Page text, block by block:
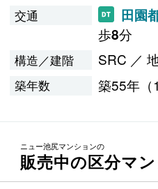
交通 田園
歩8分
構造／建階 SRC ／
築年数 築55年（
ニュー池尻マンションの
販売中の区分マ